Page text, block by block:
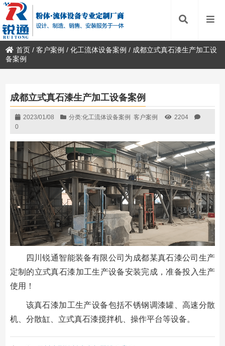
首页 /客户案例 /化工流体设备案例 / 成都立式真石漆生产加工设
备案例
成都立式真石漆生产加工设备案例
2023/01/08 分类:化工流体设备案例 客户案例
2204
0
四川锐通智能装备有限公司为成都某真石漆公司生产
定制的立式真石漆加工生产设备安装完成，准备投入生产
使用！
该真石漆加工生产设备包括不锈钢调漆罐、高速分散
机、分散缸、立式真石漆搅拌机、操作平台等设备。